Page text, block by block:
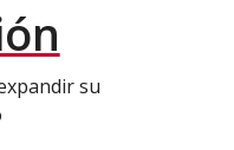
su